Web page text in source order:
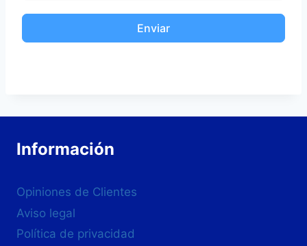
Enviar
Información
Opiniones de Clientes
Aviso legal
Política de privacidad